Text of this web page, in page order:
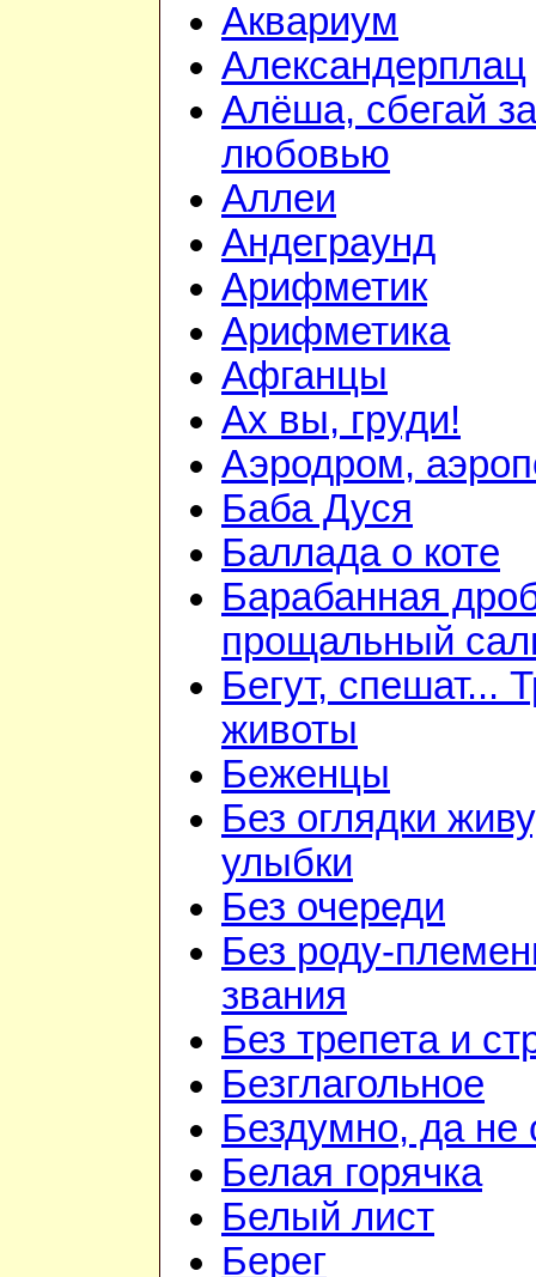
Аквариум
Александерплац
Алёша, сбегай за
любовью
Аллеи
Андеграунд
Арифметик
Арифметика
Афганцы
Ах вы, груди!
Аэродром,
Баба Дуся
Баллада о коте
Барабанная
прощальный
Бегут, спешат...
животы
Беженцы
Без оглядки
улыбки
Без очереди
Без роду-
звания
Без трепета и
Безглагольное
Бездумно, да не
Белая горячка
Белый лист
Берег